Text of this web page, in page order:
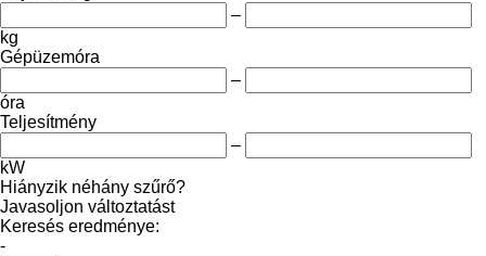
–
kg
Gépüzemóra
–
óra
Teljesítmény
–
kW
Hiányzik néhány szűrő?
Javasoljon változtatást
Keresés eredménye:
-